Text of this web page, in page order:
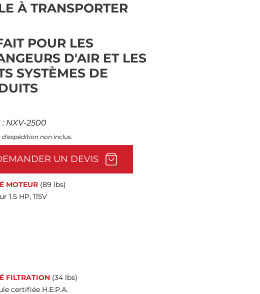
POUR LES
D'AIR ET LES
SYSTÈMES DE
À TRANSPORTER
: NXV-2500
d'expédition non inclus.
UN DEVIS
MOTEUR (89 lbs)
1.5 HP, 115V
FILTRATION (34 lbs)
certifiée H.E.P.A.